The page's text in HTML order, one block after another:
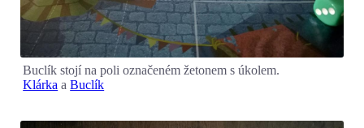
Buclík stojí na poli označeném žetonem s úkolem.
Klárka aBuclík